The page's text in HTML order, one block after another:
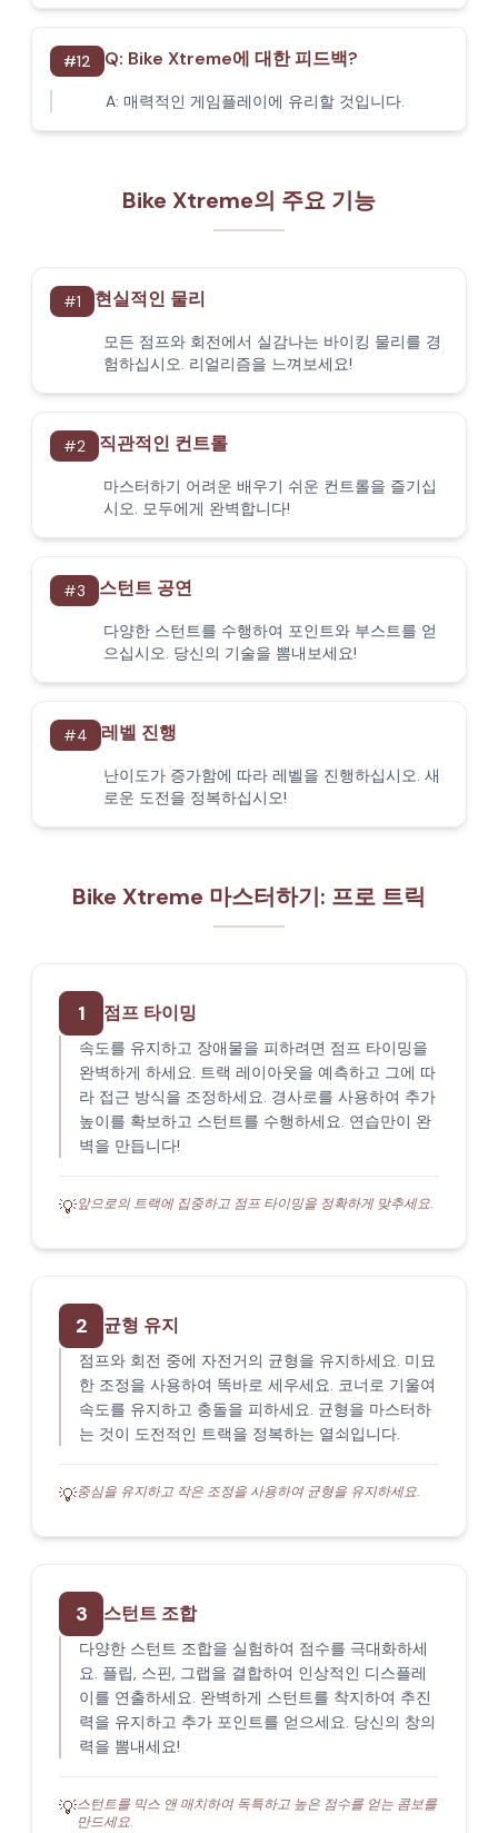
#12 Q: Bike Xtreme에 대한 피드백?
A: 매력적인 게임플레이에 유리할 것입니다.
Bike Xtreme의 주요 기능
#1 현실적인 물리
모든 점프와 회전에서 실감나는 바이킹 물리를 경
험하십시오. 리얼리즘을 느껴보세요!
#2 직관적인 컨트롤
마스터하기 어려운 배우기 쉬운 컨트롤을 즐기십
시오. 모두에게 완벽합니다!
#3 스턴트 공연
다양한 스턴트를 수행하여 포인트와 부스트를 얻
으십시오. 당신의 기술을 뽐내보세요!
#4 레벨 진행
난이도가 증가함에 따라 레벨을 진행하십시오. 새
로운 도전을 정복하십시오!
Bike Xtreme 마스터하기: 프로 트릭
1 점프 타이밍
속도를 유지하고 장애물을 피하려면 점프 타이밍을
완벽하게 하세요. 트랙 레이아웃을 예측하고 그에 따
라 접근 방식을 조정하세요. 경사로를 사용하여 추가
높이를 확보하고 스턴트를 수행하세요. 연습만이 완
벽을 만듭니다!
💡앞으로의 트랙에 집중하고 점프 타이밍을 정확하게 맞추세요.
2 균형 유지
점프와 회전 중에 자전거의 균형을 유지하세요. 미묘
한 조정을 사용하여 똑바로 세우세요. 코너로 기울여
속도를 유지하고 충돌을 피하세요. 균형을 마스터하
는 것이 도전적인 트랙을 정복하는 열쇠입니다.
💡중심을 유지하고 작은 조정을 사용하여 균형을 유지하세요.
3 스턴트 조합
다양한 스턴트 조합을 실험하여 점수를 극대화하세
요. 플립, 스핀, 그랩을 결합하여 인상적인 디스플레
이를 연출하세요. 완벽하게 스턴트를 착지하여 추진
력을 유지하고 추가 포인트를 얻으세요. 당신의 창의
력을 뽐내세요!
💡스턴트를 믹스 앤 매치하여 독특하고 높은 점수를 얻는 콤보를
만드세요.